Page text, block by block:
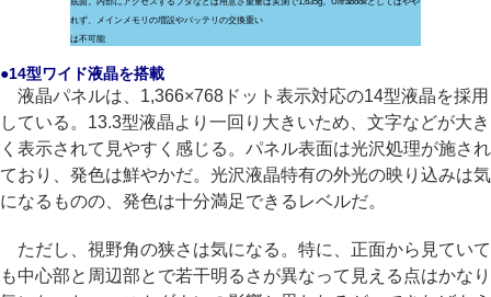
れず、メインメモリの増設やバッテリの交換
は不可能
重い
●14型ワイド液晶を搭載
液晶パネルは、1,366×768ドット表示対応の14型液晶を採用
している。13.3型液晶より一回り大きいため、文字などが大き
く表示されて見やすく感じる。パネル表面は光沢処理が施され
ており、発色は鮮やかだ。光沢液晶特有の外光の映り込みは気
になるものの、発色は十分満足できるレベルだ。
ただし、視野角の狭さは気になる。特に、正面から見ていて
も中心部と周辺部とで若干明るさが異なって見える点はかなり